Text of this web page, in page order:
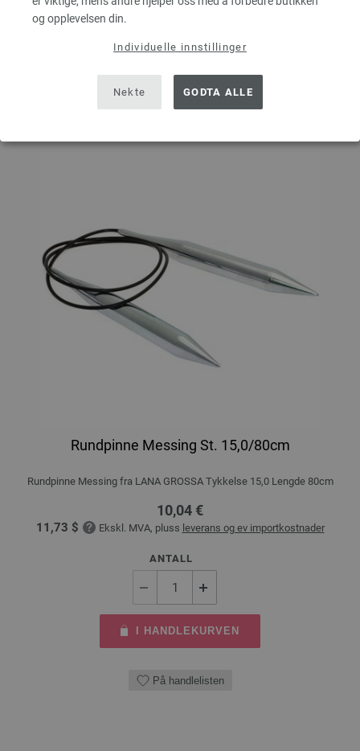
og opplevelsen din.
Individuelle innstillinger
Nekte GODTA ALLE
Rundpinne Messing St. 15,0/80cm
Rundpinne Messing fra LANA GROSSA Tykkelse 15,0 Lengde 80cm
10,04 €
11,73 $ Ekskl. MVA, pluss leverans og ev importkostnader
ANTALL
I HANDLEKURVEN
På handlelisten